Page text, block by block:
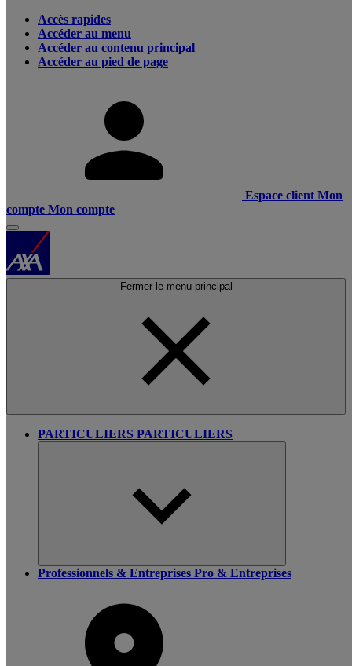
Accès rapides
Accéder au menu
Accéder au contenu principal
Accéder au pied de page
Espace client Mon
compte Mon compte
Fermer le menu principal
PARTICULIERS PARTICULIERS
Professionnels & Entreprises Pro & Entreprises